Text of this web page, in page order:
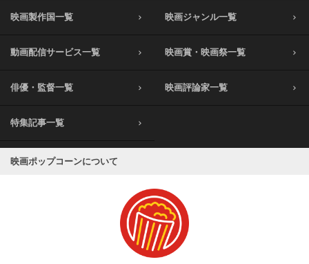
映画製作国一覧 映画ジャンル一覧
動画配信サービス一覧 映画賞・映画祭一覧
俳優・監督一覧 映画評論家一覧
特集記事一覧
映画ポップコーンについて